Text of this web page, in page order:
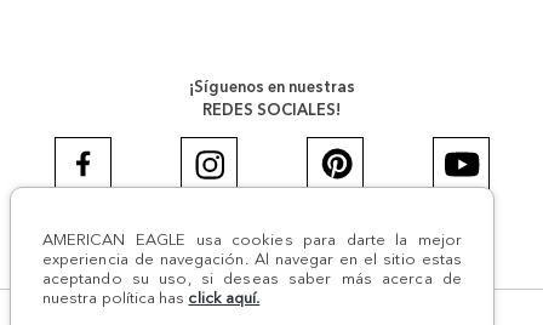
AMERICAN EAGLE usa cookies para darte la mejor
experiencia de navegación. Al navegar en el sitio estas
aceptando su uso, si deseas saber más acerca de
nuestra política has click aquí.
¡Síguenos en nuestras
REDES SOCIALES!
#AEJEANS #AerieREALCOL